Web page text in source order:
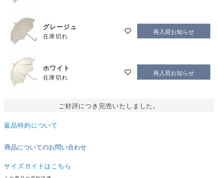
グレージュ
在庫切れ 再入荷お知らせ
ホワイト
在庫切れ 再入荷お知らせ
ご好評につき完売いたしました。
返品特約について
商品についてのお問い合わせ
サイズガイドはこちら